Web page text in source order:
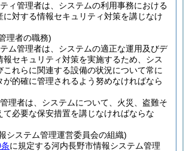
ィ管理者は、システムの利用事務における
に対する情報セキュリティ対策を講じなけ
理者の職務)
ム管理者は、システムの適正な運用及びデ
報セキュリティ対策を実施するため、シス
これらに関連する設備の状況について常に
が的確に管理されるよう努めなければなら
理者は、システムについて、火災、盗難そ
て必要な保安措置を講じなければならな
システム管理運営委員会の組織)
に規定する河内長野市情報システム管理